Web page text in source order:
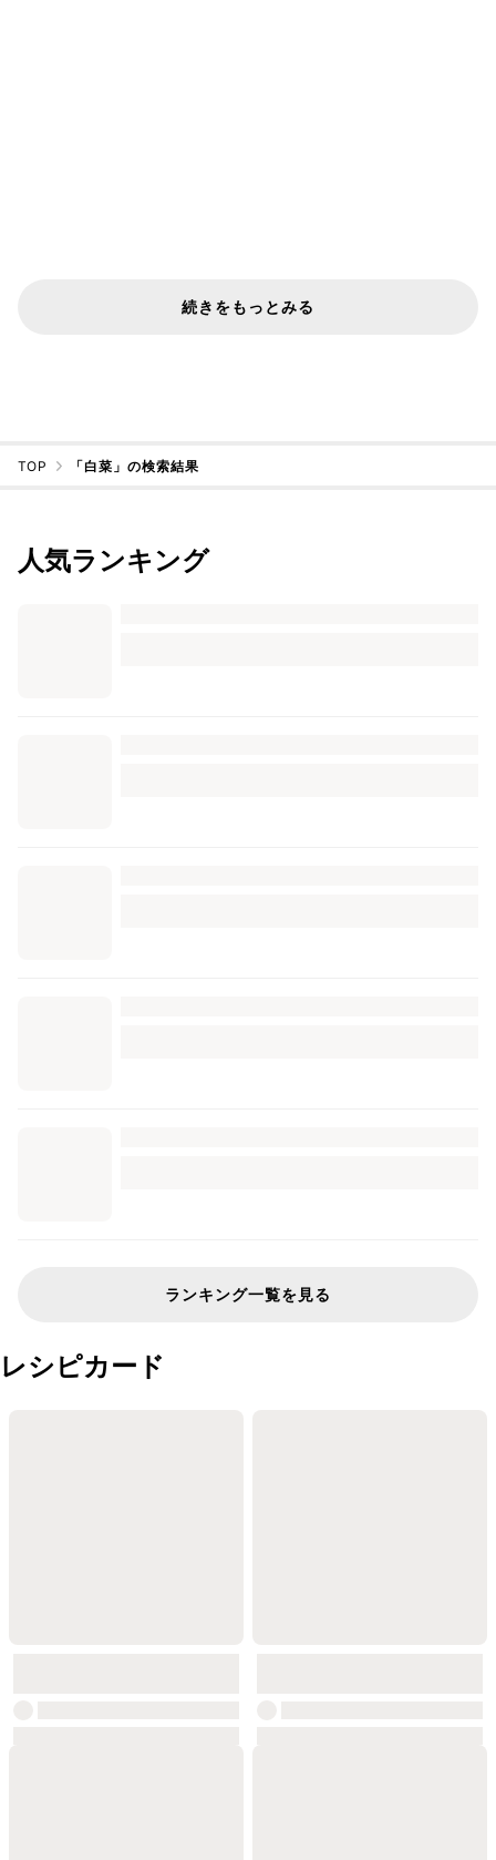
続きをもっとみる
TOP 「白菜」の検索結果
人気ランキング
ランキング一覧を見る
レシピカード